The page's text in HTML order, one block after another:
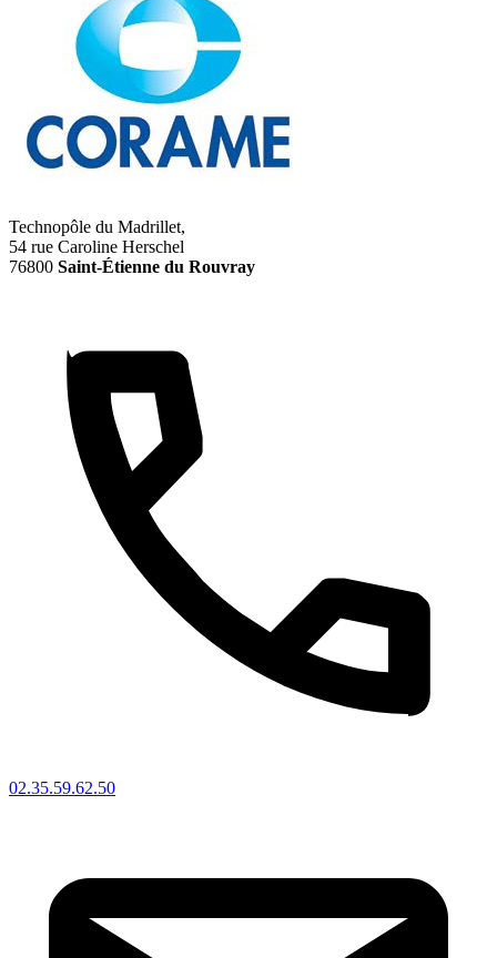
Technopôle du Madrillet,
54 rue Caroline Herschel
76800 Saint-Étienne du Rouvray
02.35.59.62.50